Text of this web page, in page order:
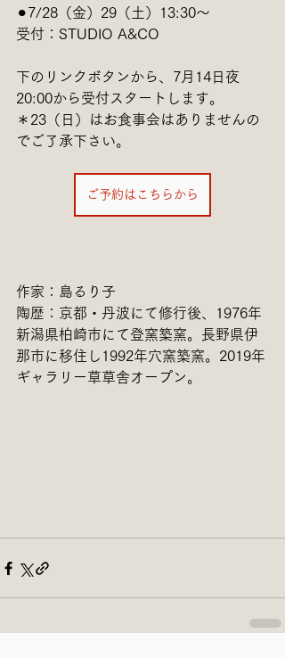
⚫︎7/28（金）29（土）13:30〜
受付：STUDIO A&CO
下のリンクボタンから、7月14日夜
20:00から受付スタートします。
＊23（日）はお食事会はありませんの
でご了承下さい。
ご予約はこちらから
作家：島るり子
陶歴：京都・丹波にて修行後、1976年
新潟県柏崎市にて登窯築窯。長野県伊
那市に移住し1992年穴窯築窯。2019年
ギャラリー草草舎オープン。